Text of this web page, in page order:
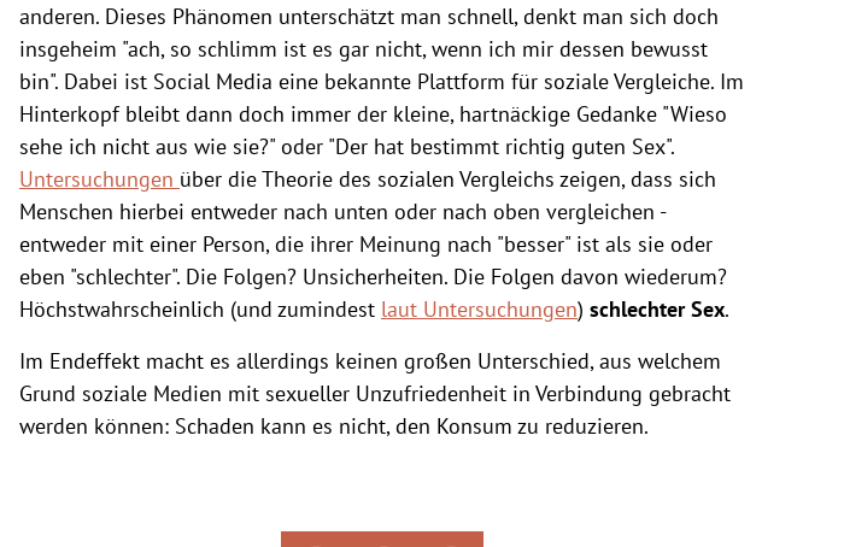
anderen. Dieses Phänomen unterschätzt man schnell, denkt man sich doch
insgeheim "ach, so schlimm ist es gar nicht, wenn ich mir dessen bewusst
bin". Dabei ist Social Media eine bekannte Plattform für soziale Vergleiche. Im
Hinterkopf bleibt dann doch immer der kleine, hartnäckige Gedanke "Wieso
sehe ich nicht aus wie sie?" oder "Der hat bestimmt richtig guten Sex".
Untersuchungen über die Theorie des sozialen Vergleichs zeigen, dass sich
Menschen hierbei entweder nach unten oder nach oben vergleichen -
entweder mit einer Person, die ihrer Meinung nach "besser" ist als sie oder
eben "schlechter". Die Folgen? Unsicherheiten. Die Folgen davon wiederum?
Höchstwahrscheinlich (und zumindest laut Untersuchungen) schlechter Sex.
Im Endeffekt macht es allerdings keinen großen Unterschied, aus welchem
Grund soziale Medien mit sexueller Unzufriedenheit in Verbindung gebracht
werden können: Schaden kann es nicht, den Konsum zu reduzieren.